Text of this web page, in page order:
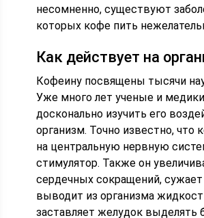
несомненно, существуют
которых кофе пить
Как действует на
Кофеину посвящены тысячи
Уже много лет ученые и
досконально изучить его
организм. Точно известно, что
на центральную нервную
стимулятор. Также он
сердечных сокращений,
выводит из организма
заставляет желудок выделять